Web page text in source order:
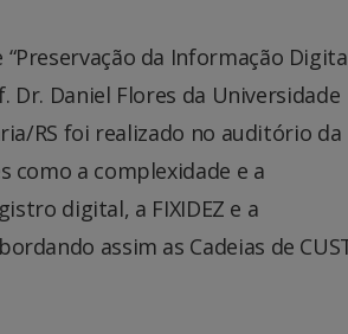
da Informação
Dr. Daniel Flores da Universidade
RS foi realizado no auditório da
como a complexidade e a
digital, a FIXIDEZ e a
assim as Cadeias de